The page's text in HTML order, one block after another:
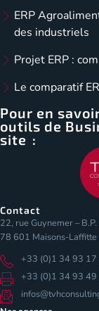
ERP
des industriels
Projet ERP :
Le comparatif
Pour en
outils de
site :
Contact
22, rue Guynemer –
78 601 Maisons-Laffitte
+33 (0)1 34 93 17
+33 (0)1 34 93 49